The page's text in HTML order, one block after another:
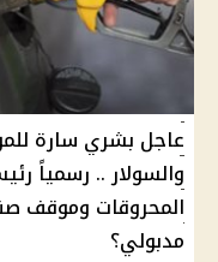
عاجل بشري سارة
والسولار .. رسمياً
المحروقات وموقف
مدبولي؟